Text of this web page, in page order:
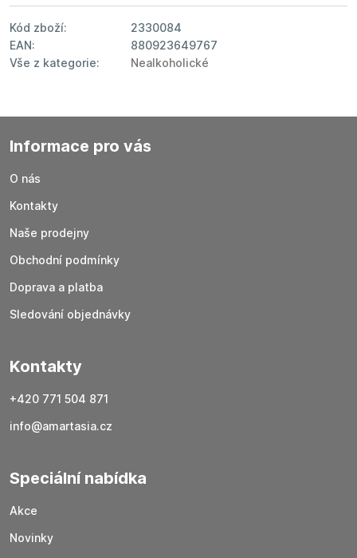
Kód zboží:
2330084
EAN:
880923649767
Vše z kategorie:
Nealkoholické
Informace pro vás
O nás
Kontakty
Naše prodejny
Obchodní podmínky
Doprava a platba
Sledování objednávky
Kontakty
+420 771 504 871
info@amartasia.cz
Speciální nabídka
Akce
Novinky